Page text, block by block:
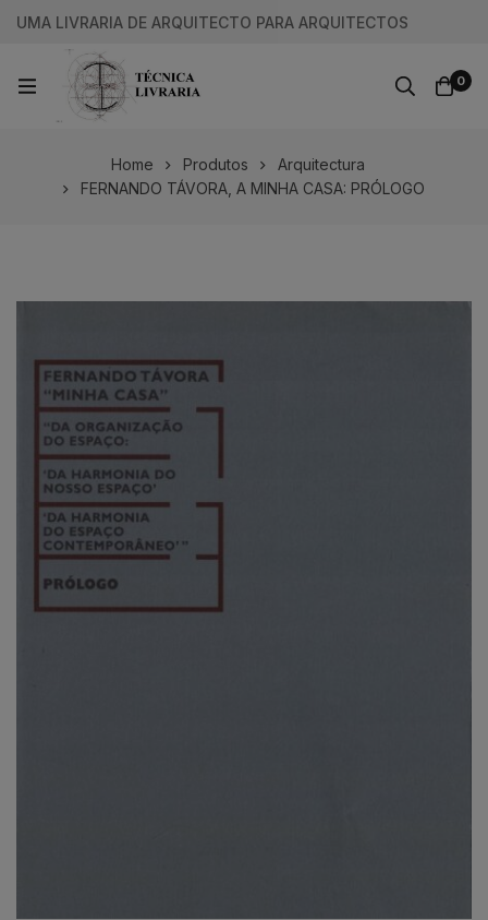
UMA LIVRARIA DE ARQUITECTO PARA ARQUITECTOS
0
Home Produtos
Arquitectura
FERNANDO TÁVORA, A MINHA CASA: PRÓLOGO